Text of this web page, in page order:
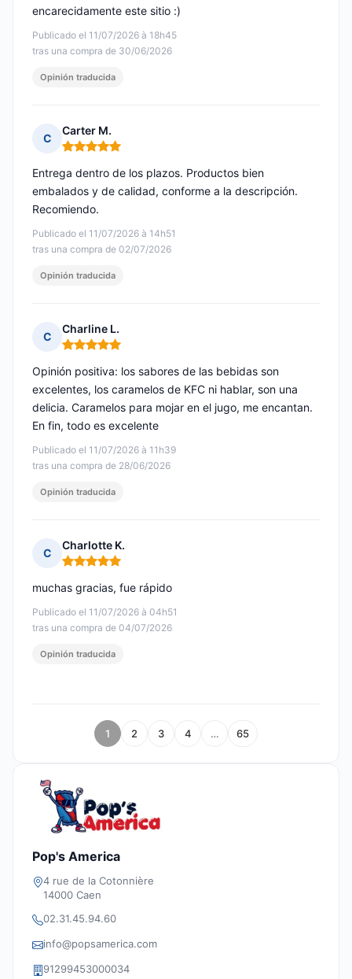
Publicado el 11/07/2026 à 18h45
tras una compra de 30/06/2026
encarecidamente este sitio :)
Opinión traducida
C
Carter M.
Nota: 5 de 5
Publicado el 11/07/2026 à 14h51
tras una compra de 02/07/2026
Entrega dentro de los plazos. Productos bien
embalados y de calidad, conforme a la descripción.
Recomiendo.
Opinión traducida
C
Charline L.
Nota: 5 de 5
Publicado el 11/07/2026 à 11h39
tras una compra de 28/06/2026
Opinión positiva: los sabores de las bebidas son
excelentes, los caramelos de KFC ni hablar, son una
delicia. Caramelos para mojar en el jugo, me encantan.
En fin, todo es excelente
Opinión traducida
C
Charlotte K.
Nota: 5 de 5
Publicado el 11/07/2026 à 04h51
tras una compra de 04/07/2026
muchas gracias, fue rápido
Opinión traducida
1 2 3 4 … 65
Pop's America
4 rue de la Cotonnière
14000 Caen
02.31.45.94.60
info@popsamerica.com
91299453000034